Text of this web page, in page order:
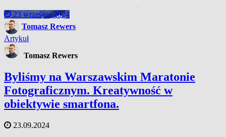
23 września 2024
Tomasz Rewers
Artykuł
Tomasz Rewers
Byliśmy na Warszawskim Maratonie
Fotograficznym. Kreatywność w
obiektywie smartfona.
23.09.2024